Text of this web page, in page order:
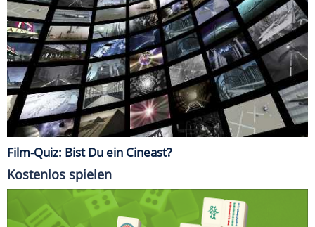
Film-Quiz: Bist Du ein Cineast?
Kostenlos spielen